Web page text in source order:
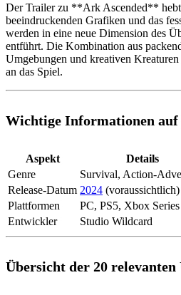
Der Trailer zu **Ark Ascended** hebt
beeindruckenden Grafiken und das
werden in eine neue Dimension des
entführt. Die Kombination aus
Umgebungen und kreativen
an das Spiel.
Wichtige Informationen auf
Aspekt
Details
Genre
Survival, Action-
Release-Datum 2024 (voraussichtlich)
Plattformen
PC, PS5, Xbox
Entwickler
Studio Wildcard
Übersicht der 20